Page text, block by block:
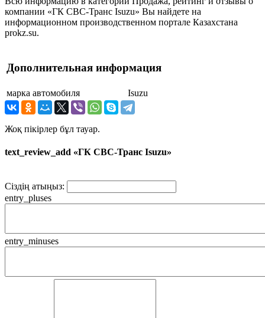
компании «ГК СВС-Транс Isuzu» Вы найдете на
информационном производственном портале Казахстана
prokz.su.
Дополнительная информация
марка автомобиля Isuzu
Жоқ пікірлер бұл тауар.
text_review_add «ГК СВС-Транс Isuzu»
Сіздің атыңыз:
entry_pluses
entry_minuses